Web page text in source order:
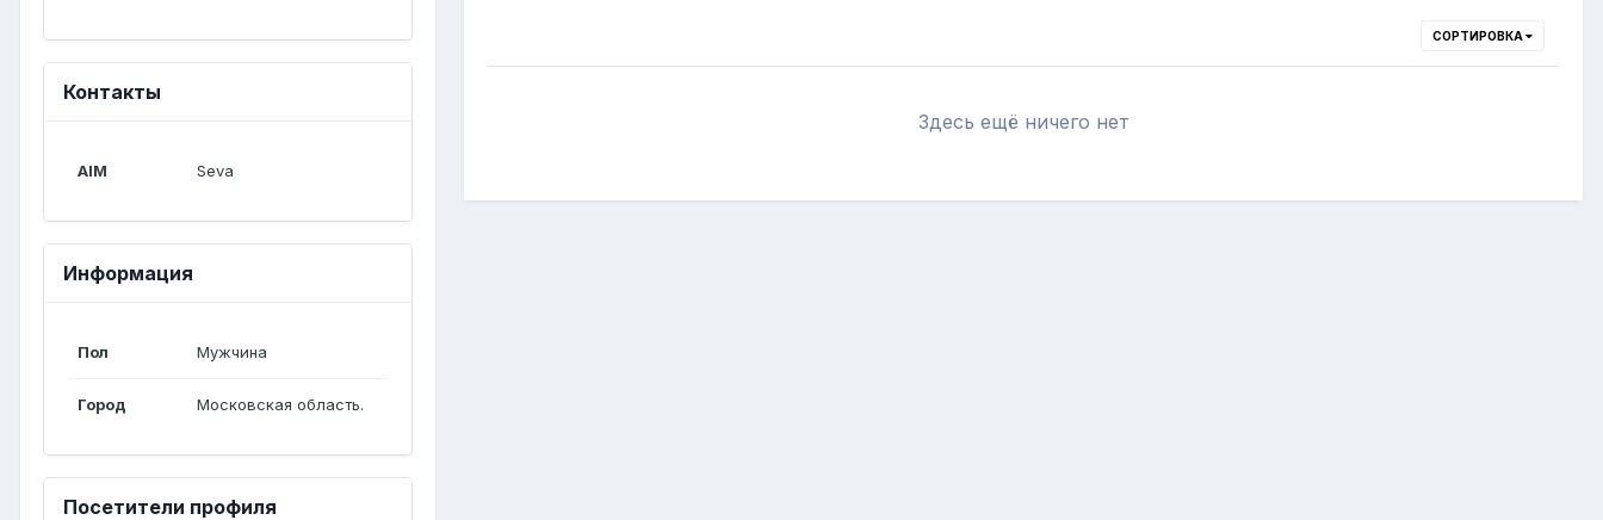
Контакты
AIM Seva
Информация
Пол Мужчина
Город Московская область.
Посетители профиля
СОРТИРОВКА
Здесь ещё ничего нет